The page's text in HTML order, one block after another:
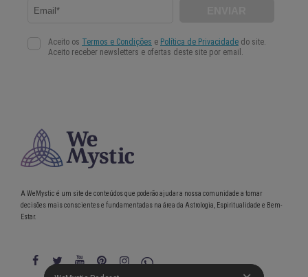
A WeMystic é um site de conteúdos que poderão ajudar a nossa comunidade a tomar
decisões mais conscientes e fundamentadas na área da Astrologia, Espiritualidade e Bem-
Estar.